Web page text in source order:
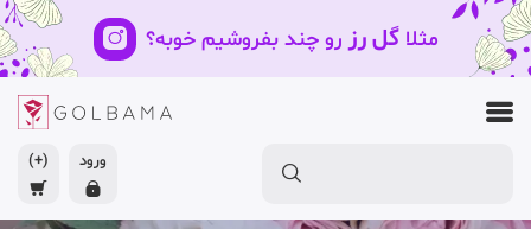
مثلاگل رز رو چند بفروشیم خوبه؟
ورود (+)